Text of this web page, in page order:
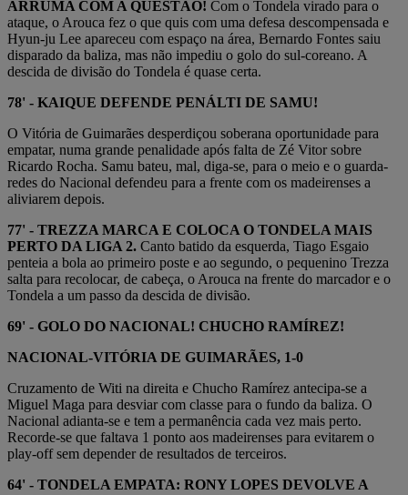
ARRUMA COM A QUESTÃO! Com o Tondela virado para o
ataque, o Arouca fez o que quis com uma defesa descompensada e
Hyun-ju Lee apareceu com espaço na área, Bernardo Fontes saiu
disparado da baliza, mas não impediu o golo do sul-coreano. A
descida de divisão do Tondela é quase certa.
78' - KAIQUE DEFENDE PENÁLTI DE SAMU!
O Vitória de Guimarães desperdiçou soberana oportunidade para
empatar, numa grande penalidade após falta de Zé Vitor sobre
Ricardo Rocha. Samu bateu, mal, diga-se, para o meio e o guarda-
redes do Nacional defendeu para a frente com os madeirenses a
aliviarem depois.
77' - TREZZA MARCA E COLOCA O TONDELA MAIS
PERTO DA LIGA 2. Canto batido da esquerda, Tiago Esgaio
penteia a bola ao primeiro poste e ao segundo, o pequenino Trezza
salta para recolocar, de cabeça, o Arouca na frente do marcador e o
Tondela a um passo da descida de divisão.
69' - GOLO DO NACIONAL! CHUCHO RAMÍREZ!
NACIONAL-VITÓRIA DE GUIMARÃES, 1-0
Cruzamento de Witi na direita e Chucho Ramírez antecipa-se a
Miguel Maga para desviar com classe para o fundo da baliza. O
Nacional adianta-se e tem a permanência cada vez mais perto.
Recorde-se que faltava 1 ponto aos madeirenses para evitarem o
play-off sem depender de resultados de terceiros.
64' - TONDELA EMPATA: RONY LOPES DEVOLVE A